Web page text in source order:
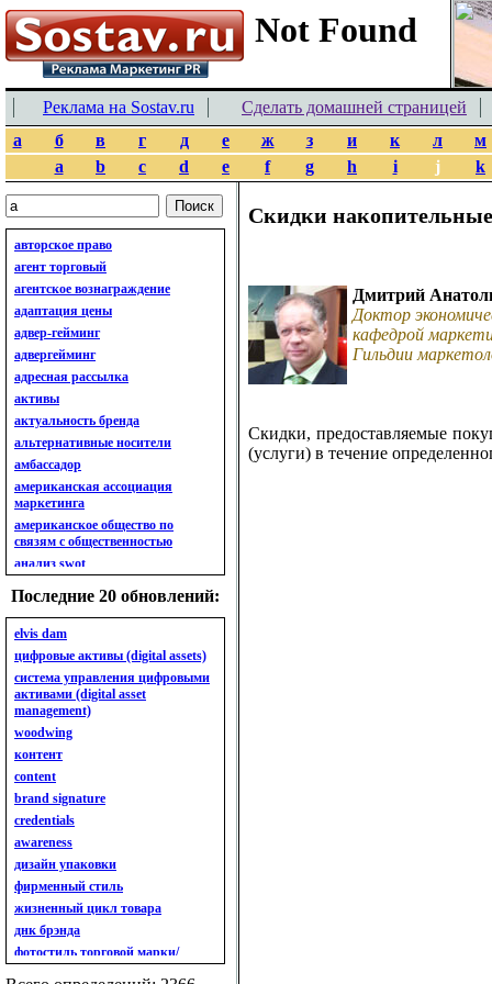
Реклама на Sostav.ru
Сделать домашней страницей
а
б в г д е ж з и к л
м
a
b c d e f g h i j k
авторское право
агент торговый
агентское вознаграждение
адаптация цены
адвер-гейминг
адвергейминг
адресная рассылка
активы
актуальность бренда
альтернативные носители
амбассадор
американская ассоциация
маркетинга
американское общество по
связям с общественностью
анализ swot
анализ бизнес-портфеля
анализ имиджа
анализ кластерный
анализ конкурентов
анализ кросс-культурных
особенностей
анализ мак кинси «7s»
анализ макросистемы
анализ маркетинговый
анализ рынка
анализ ситуационный
анализ экспертный
индивидуальный
анкета
ассортимент
ассортимент товарный.
планирование товарного
ассортимента
ассортимент. глубина
Последние 20 обновлений:
elvis dam
цифровые активы (digital assets)
система управления цифровыми
активами (digital asset
management)
woodwing
контент
content
brand signature
credentials
awareness
дизайн упаковки
фирменный стиль
жизненный цикл товара
днк брэнда
фотостиль торговой марки/
линейки продукции
Скидки
Дмитрий
Доктор
кафедрой
Гильдии
Скидки, предоставляемые
(услуги) в течение